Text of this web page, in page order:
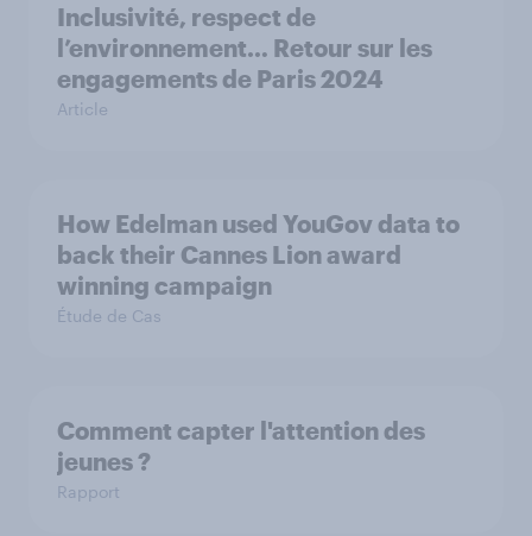
Inclusivité, respect de
l’environnement… Retour sur les
engagements de Paris 2024
Article
How Edelman used YouGov data to
back their Cannes Lion award
winning campaign
Étude de Cas
Comment capter l'attention des
jeunes ?
Rapport